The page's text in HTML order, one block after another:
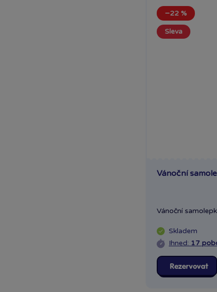
−22 %
Sleva
Vánoční
Vánoční
Skladem
Ihned: 17
Rezervovat